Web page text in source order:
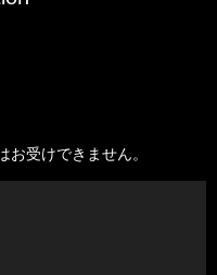
お受けできません。